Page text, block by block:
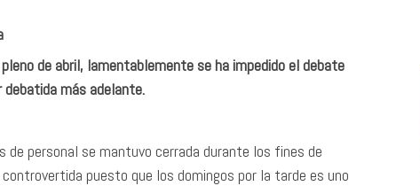
de abril, lamentablemente se ha impedido el debate
debatida más adelante.
de personal se mantuvo cerrada durante los fines de
puesto que los domingos por la tarde es uno